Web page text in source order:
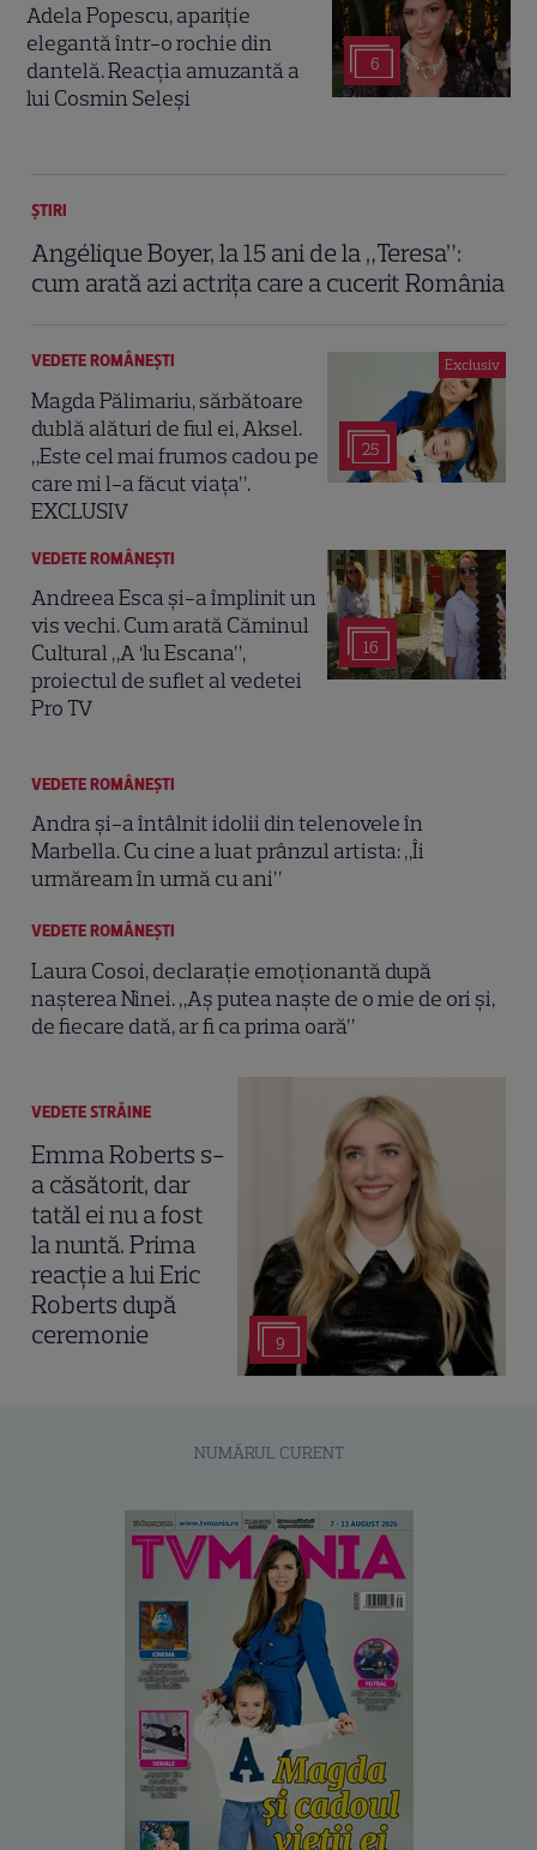
6
Adela Popescu, apariție
elegantă într-o rochie din
dantelă. Reacția amuzantă a
lui Cosmin Seleși
ȘTIRI
Angélique Boyer, la 15 ani de la „Teresa”:
cum arată azi actrița care a cucerit România
Exclusiv
25
VEDETE ROMÂNEŞTI
Magda Pălimariu, sărbătoare
dublă alături de fiul ei, Aksel.
„Este cel mai frumos cadou pe
care mi l-a făcut viața”.
EXCLUSIV
16
VEDETE ROMÂNEŞTI
Andreea Esca și-a împlinit un
vis vechi. Cum arată Căminul
Cultural „A ‘lu Escana”,
proiectul de suflet al vedetei
Pro TV
VEDETE ROMÂNEŞTI
Andra și-a întâlnit idolii din telenovele în
Marbella. Cu cine a luat prânzul artista: „Îi
urmăream în urmă cu ani”
VEDETE ROMÂNEŞTI
Laura Cosoi, declarație emoționantă după
nașterea Ninei. „Aș putea naște de o mie de ori și,
de fiecare dată, ar fi ca prima oară”
9
VEDETE STRĂINE
Emma Roberts s-
a căsătorit, dar
tatăl ei nu a fost
la nuntă. Prima
reacție a lui Eric
Roberts după
ceremonie
NUMĂRUL CURENT